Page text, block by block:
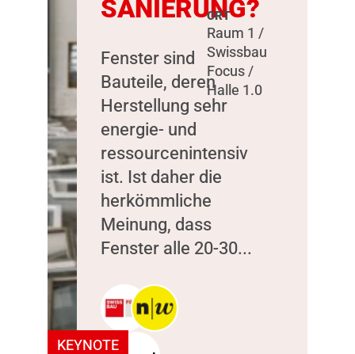
KEYNOTE
SANIERUNG?
Fenster sind
Bauteile, deren
Herstellung sehr
energie- und
ressourcenintensiv
ist. Ist daher die
herkömmliche
Meinung, dass
Fenster alle 20-30...
ORT
Raum 1 /
Swissbau
Focus /
Halle 1.0